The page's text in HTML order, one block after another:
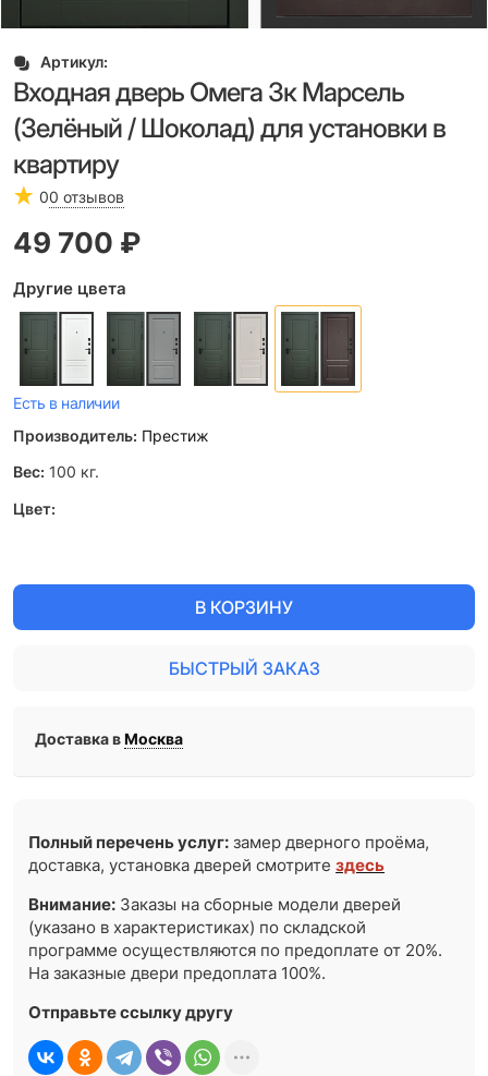
Артикул:
Входная дверь Омега 3к Марсель
(Зелёный / Шоколад) для установки в
квартиру
00 отзывов
49 700 ₽
Другие цвета
Есть в наличии
Производитель: Престиж
Вес: 100 кг.
Цвет:
В КОРЗИНУ
БЫСТРЫЙ ЗАКАЗ
Доставка вМосква
Полный перечень услуг: замер дверного проёма,
доставка, установка дверей смотритездесь
Внимание: Заказы на сборные модели дверей
(указано в характеристиках) по складской
программе осуществляются по предоплате от 20%.
На заказные двери предоплата 100%.
Отправьте ссылку другу